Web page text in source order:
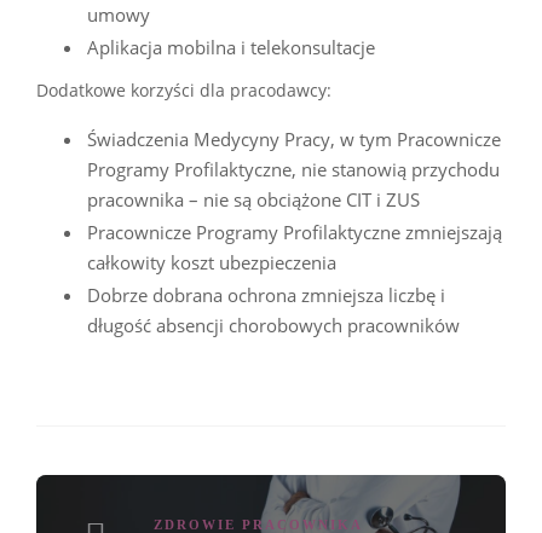
umowy
Aplikacja mobilna i telekonsultacje
Dodatkowe korzyści dla pracodawcy:
Świadczenia Medycyny Pracy, w tym Pracownicze
Programy Profilaktyczne, nie stanowią przychodu
pracownika – nie są obciążone CIT i ZUS
Pracownicze Programy Profilaktyczne zmniejszają
całkowity koszt ubezpieczenia
Dobrze dobrana ochrona zmniejsza liczbę i
długość absencji chorobowych pracowników
ZDROWIE PRACOWNIKA